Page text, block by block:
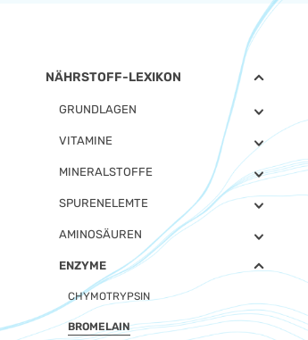
NÄHRSTOFF-LEXIKON
GRUNDLAGEN
VITAMINE
MINERALSTOFFE
SPURENELEMTE
AMINOSÄUREN
ENZYME
CHYMOTRYPSIN
BROMELAIN